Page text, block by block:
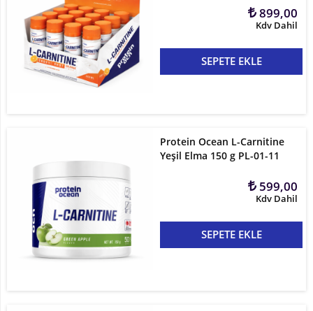
İletişim 899,00
Kdv Dahil
SEPETE EKLE
Protein Ocean L-Carnitine
Yeşil Elma 150 g PL-01-11
599,00
Kdv Dahil
SEPETE EKLE